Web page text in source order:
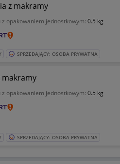
z makramy
opakowaniem jednostkowym: 0.5 kg
SPRZEDAJĄCY: OSOBA PRYWATNA
makramy
opakowaniem jednostkowym: 0.5 kg
SPRZEDAJĄCY: OSOBA PRYWATNA